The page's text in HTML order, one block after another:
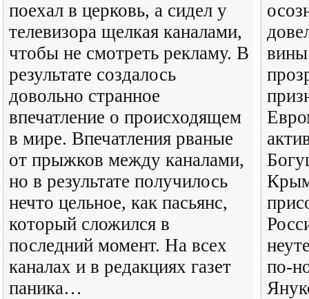
поехал в церковь, а сидел у
телевизора щелкая каналами,
чтобы не смотреть рекламу. В
результате создалось
довольно странное
впечатление о происходящем
в мире. Впечатления рваные
от прыжков между каналами,
но в результате получилось
нечто цельное, как пасьянс,
который сложился в
последний момент. На всех
каналах и в редакциях газет
паника…
вины
по-